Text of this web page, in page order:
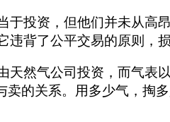
投资，但他们并未从高
背了公平交易的原则，
然气公司投资，而气表
的关系。用多少气，掏